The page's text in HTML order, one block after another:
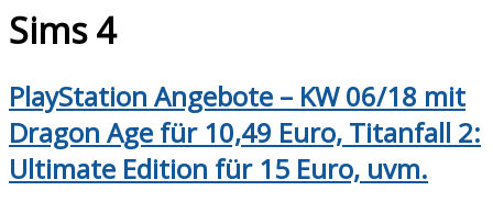
Sims 4
PlayStation Angebote – KW 06/18 mit
Dragon Age für 10,49 Euro, Titanfall 2:
Ultimate Edition für 15 Euro, uvm.